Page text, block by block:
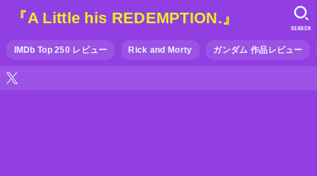
『A Little his REDEMPTION.』
IMDb Top 250 レビュー Rick and Morty ガンダム 作品レビュー
SEARCH